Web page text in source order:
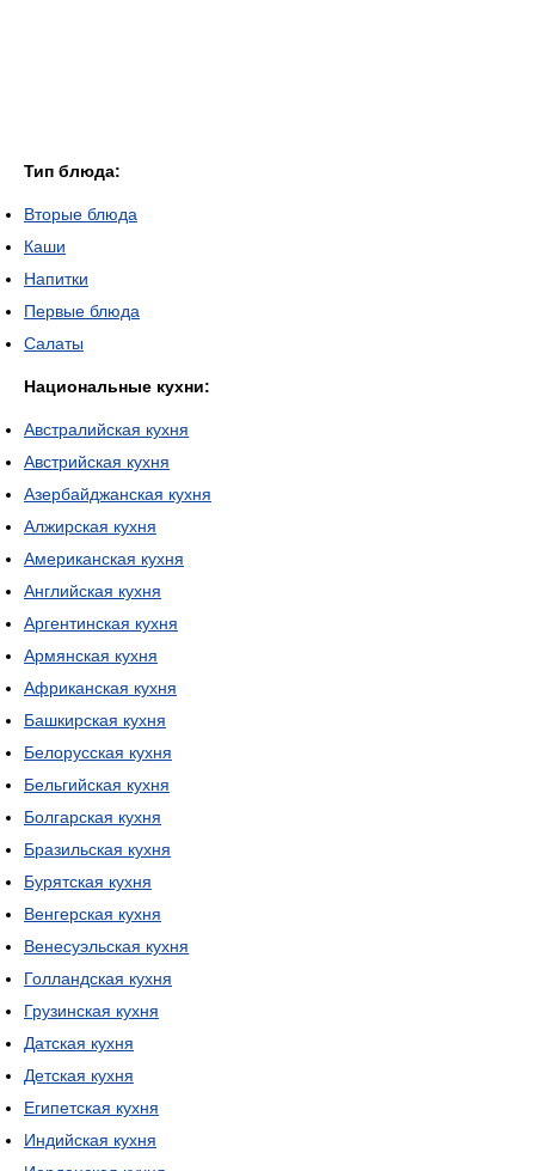
Тип блюда:
Вторые блюда
Каши
Напитки
Первые блюда
Салаты
Национальные кухни:
Австралийская кухня
Австрийская кухня
Азербайджанская кухня
Алжирская кухня
Американская кухня
Английская кухня
Аргентинская кухня
Армянская кухня
Африканская кухня
Башкирская кухня
Белорусская кухня
Бельгийская кухня
Болгарская кухня
Бразильская кухня
Бурятская кухня
Венгерская кухня
Венесуэльская кухня
Голландская кухня
Грузинская кухня
Датская кухня
Детская кухня
Египетская кухня
Индийская кухня